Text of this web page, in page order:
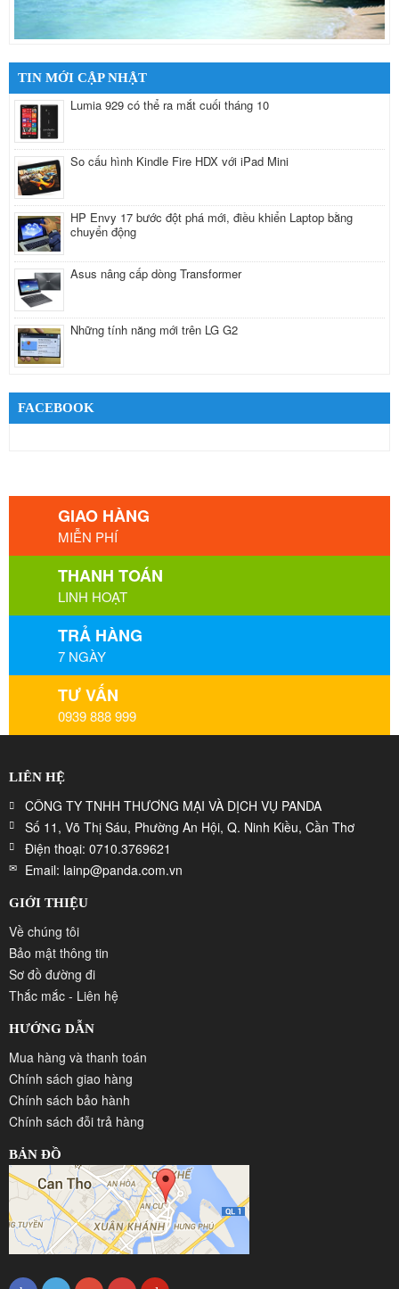
TIN MỚI CẬP NHẬT
Lumia 929 có thể ra mắt cuối tháng 10
So cấu hình Kindle Fire HDX với iPad Mini
HP Envy 17 bước đột phá mới, điều khiển Laptop bằng
chuyển động
Asus nâng cấp dòng Transformer
Những tính năng mới trên LG G2
FACEBOOK
GIAO HÀNG
MIỄN PHÍ
THANH TOÁN
LINH HOẠT
TRẢ HÀNG
7 NGÀY
TƯ VẤN
0939 888 999
LIÊN HỆ
CÔNG TY TNHH THƯƠNG MẠI VÀ DỊCH VỤ PANDA
Số 11, Võ Thị Sáu, Phường An Hội, Q. Ninh Kiều, Cần Thơ
Điện thoại: 0710.3769621
Email: lainp@panda.com.vn
GIỚI THIỆU
Về chúng tôi
Bảo mật thông tin
Sơ đồ đường đi
Thắc mắc - Liên hệ
HƯỚNG DẪN
Mua hàng và thanh toán
Chính sách giao hàng
Chính sách bảo hành
Chính sách đỗi trả hàng
BẢN ĐỒ